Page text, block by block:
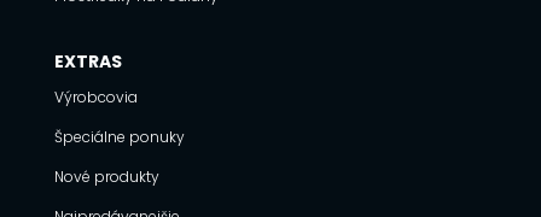
EXTRAS
Výrobcovia
Špeciálne ponuky
Nové produkty